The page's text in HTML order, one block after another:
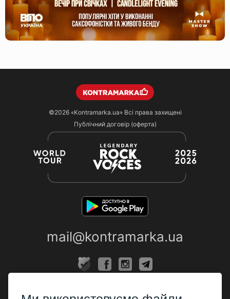
©2026 «Kontramarka.ua»Всі права захищені
Публічний договір (оферта)
mail@kontramarka.ua